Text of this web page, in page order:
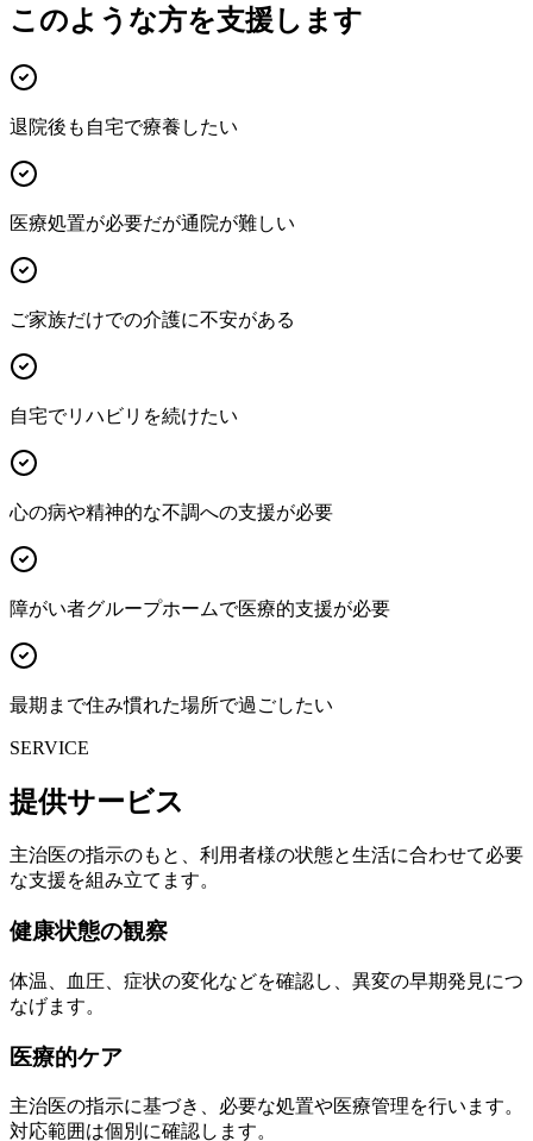
このような方を支援します
退院後も自宅で療養したい
医療処置が必要だが通院が難しい
ご家族だけでの介護に不安がある
自宅でリハビリを続けたい
心の病や精神的な不調への支援が必要
障がい者グループホームで医療的支援が必要
最期まで住み慣れた場所で過ごしたい
SERVICE
提供サービス
主治医の指示のもと、利用者様の状態と生活に合わせて必要
な支援を組み立てます。
健康状態の観察
体温、血圧、症状の変化などを確認し、異変の早期発見につ
なげます。
医療的ケア
主治医の指示に基づき、必要な処置や医療管理を行います。
対応範囲は個別に確認します。